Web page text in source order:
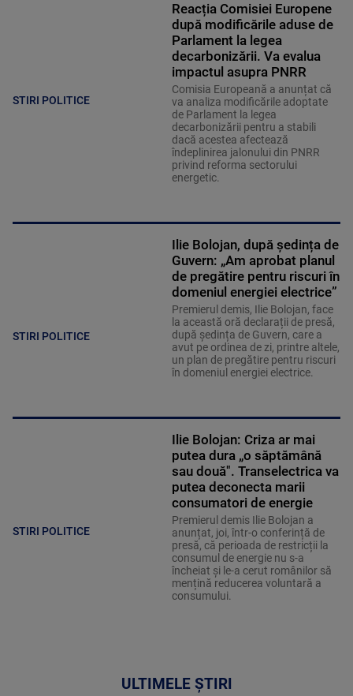
STIRI POLITICE
Reacția Comisiei Europene
după modificările aduse de
Parlament la legea
decarbonizării. Va evalua
impactul asupra PNRR
Comisia Europeană a anunțat că
va analiza modificările adoptate
de Parlament la legea
decarbonizării pentru a stabili
dacă acestea afectează
îndeplinirea jalonului din PNRR
privind reforma sectorului
energetic.
STIRI POLITICE
Ilie Bolojan, după ședința de
Guvern: „Am aprobat planul
de pregătire pentru riscuri în
domeniul energiei electrice”
Premierul demis, Ilie Bolojan, face
la această oră declarații de presă,
după ședința de Guvern, care a
avut pe ordinea de zi, printre altele,
un plan de pregătire pentru riscuri
în domeniul energiei electrice.
STIRI POLITICE
Ilie Bolojan: Criza ar mai
putea dura „o săptămână
sau două". Transelectrica va
putea deconecta marii
consumatori de energie
Premierul demis Ilie Bolojan a
anunțat, joi, într-o conferință de
presă, că perioada de restricții la
consumul de energie nu s-a
încheiat și le-a cerut românilor să
mențină reducerea voluntară a
consumului.
ULTIMELE ȘTIRI